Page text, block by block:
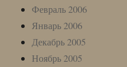
Февраль 2006
Январь 2006
Декабрь 2005
Ноябрь 2005